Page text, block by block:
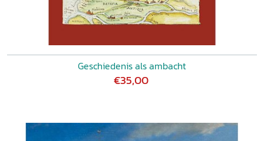
Geschiedenis als ambacht
€35,00